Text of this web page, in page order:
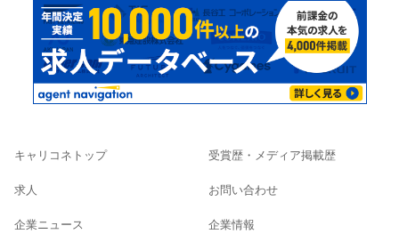
キャリコネトップ
求人
企業ニュース
受賞歴・メディア掲載歴
お問い合わせ
企業情報